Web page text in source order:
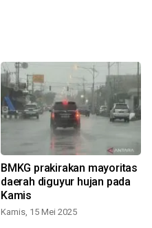
BMKG prakirakan mayoritas
daerah diguyur hujan pada
Kamis
Kamis, 15 Mei 2025